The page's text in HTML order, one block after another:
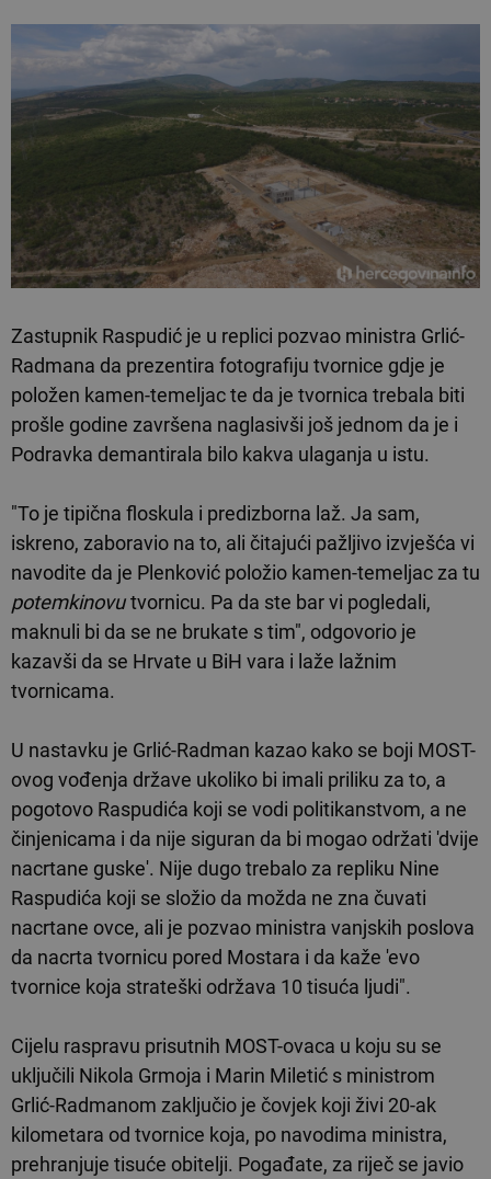
Zastupnik Raspudić je u replici pozvao ministra Grlić-
Radmana da prezentira fotografiju tvornice gdje je
položen kamen-temeljac te da je tvornica trebala biti
prošle godine završena naglasivši još jednom da je i
Podravka demantirala bilo kakva ulaganja u istu.
"To je tipična floskula i predizborna laž. Ja sam,
iskreno, zaboravio na to, ali čitajući pažljivo izvješća vi
navodite da je Plenković položio kamen-temeljac za tu
potemkinovutvornicu. Pa da ste bar vi pogledali,
maknuli bi da se ne brukate s tim", odgovorio je
kazavši da se Hrvate u BiH vara i laže lažnim
tvornicama.
U nastavku je Grlić-Radman kazao kako se boji MOST-
ovog vođenja države ukoliko bi imali priliku za to, a
pogotovo Raspudića koji se vodi politikanstvom, a ne
činjenicama i da nije siguran da bi mogao održati 'dvije
nacrtane guske'. Nije dugo trebalo za repliku Nine
Raspudića koji se složio da možda ne zna čuvati
nacrtane ovce, ali je pozvao ministra vanjskih poslova
da nacrta tvornicu pored Mostara i da kaže 'evo
tvornice koja strateški održava 10 tisuća ljudi".
Cijelu raspravu prisutnih MOST-ovaca u koju su se
uključili Nikola Grmoja i Marin Miletić s ministrom
Grlić-Radmanom zaključio je čovjek koji živi 20-ak
kilometara od tvornice koja, po navodima ministra,
prehranjuje tisuće obitelji. Pogađate, za riječ se javio